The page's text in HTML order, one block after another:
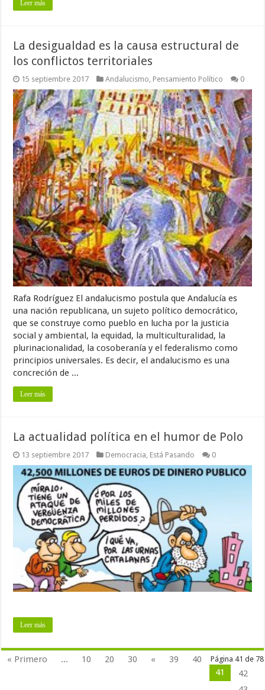
Leer más
La desigualdad es la causa estructural de
los conflictos territoriales
15 septiembre 2017 Andalucismo Pensamiento Político 0
Rafa Rodríguez El andalucismo postula que Andalucía es
una nación republicana, un sujeto político democrático,
que se construye como pueblo en lucha por la justicia
social y ambiental, la equidad, la multiculturalidad, la
plurinacionalidad, la cosoberanía y el federalismo como
principios universales. Es decir, el andalucismo es una
concreción de ...
Leer más
La actualidad política en el humor de Polo
13 septiembre 2017 Democracia Está Pasando 0
Leer más
Página 41 de 78
« Primero ... 10 20 30 « 39
40
41
42